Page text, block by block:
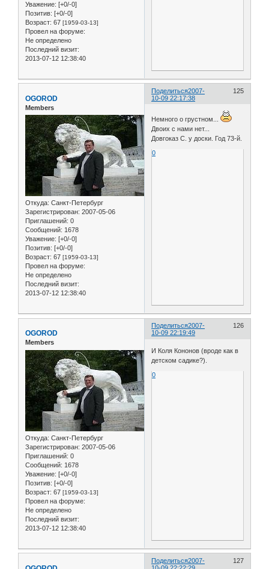
Уважение: [+0/-0]
Позитив: [+0/-0]
Возраст: 67 [1959-03-13]
Провел на форуме:
Не определено
Последний визит:
2013-07-12 12:38:40
Поделиться 125
2007-
10-09 22:17:38
OGOROD
Members
Откуда: Санкт-Петербург
Зарегистрирован: 2007-05-06
Приглашений: 0
Сообщений: 1678
Уважение: [+0/-0]
Позитив: [+0/-0]
Возраст: 67 [1959-03-13]
Провел на форуме:
Не определено
Последний визит:
2013-07-12 12:38:40
Немного о грустном...
Двоих с нами нет...
Довгоказ С. у доски. Год 73-й.
0
Поделиться 126
2007-
10-09 22:19:49
OGOROD
Members
Откуда: Санкт-Петербург
Зарегистрирован: 2007-05-06
Приглашений: 0
Сообщений: 1678
Уважение: [+0/-0]
Позитив: [+0/-0]
Возраст: 67 [1959-03-13]
Провел на форуме:
Не определено
Последний визит:
2013-07-12 12:38:40
И Коля Кононов (вроде как в
детском садике?).
0
Поделиться 127
2007-
10-09 22:22:29